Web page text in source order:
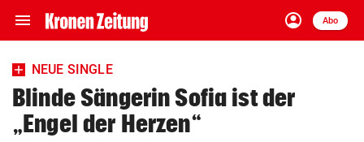
menu Navigation
ein-/ausklappen
account_circle
Anmelden
Abo
close Schließen
account_circle Anmelden
NEUE SINGLE
Blinde Sängerin Sofia ist der
„Engel der Herzen“